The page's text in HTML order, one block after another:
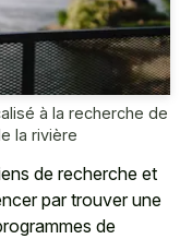
à la recherche de
la rivière
de recherche et
par trouver une
de